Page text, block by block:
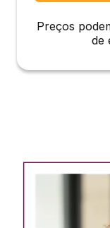
Preços
de